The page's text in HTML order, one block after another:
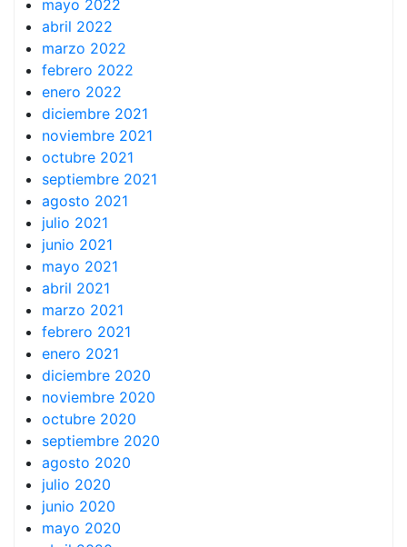
mayo 2022
abril 2022
marzo 2022
febrero 2022
enero 2022
diciembre 2021
noviembre 2021
octubre 2021
septiembre 2021
agosto 2021
julio 2021
junio 2021
mayo 2021
abril 2021
marzo 2021
febrero 2021
enero 2021
diciembre 2020
noviembre 2020
octubre 2020
septiembre 2020
agosto 2020
julio 2020
junio 2020
mayo 2020